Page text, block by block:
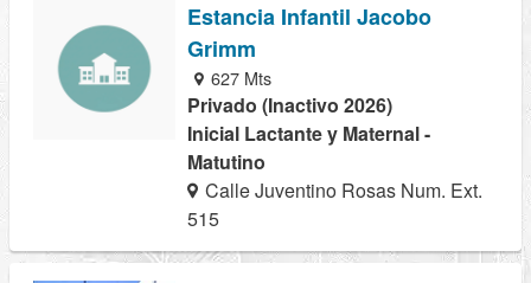
Estancia Infantil Jacobo
Grimm
627 Mts
Privado (Inactivo 2026)
Inicial Lactante y Maternal -
Matutino
Calle Juventino Rosas Num. Ext.
515